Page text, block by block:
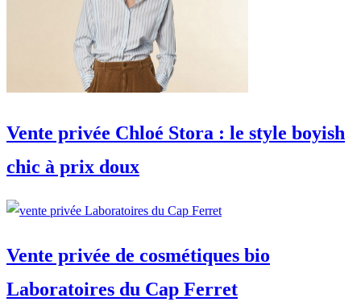
Vente privée Chloé Stora : le style boyish
chic à prix doux
Vente privée de cosmétiques bio
Laboratoires du Cap Ferret